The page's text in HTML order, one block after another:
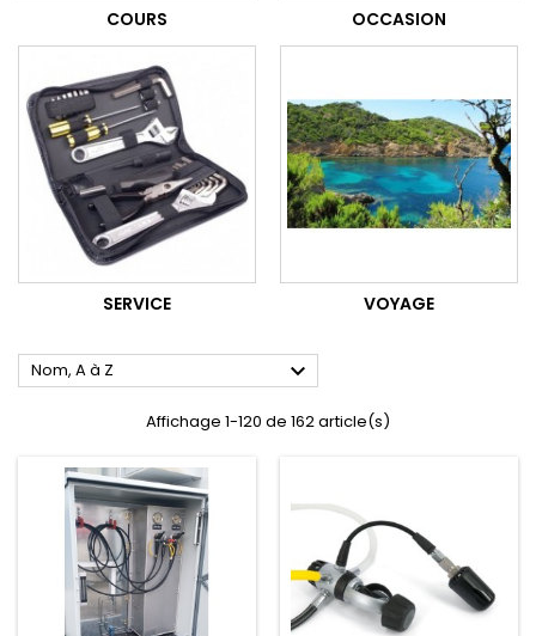
COURS OCCASION
SERVICE VOYAGE
Nom, A à Z 
Affichage 1-120 de 162 article(s)